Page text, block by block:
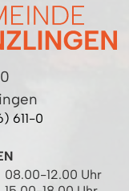
611-0
08.00-12.00 Uhr